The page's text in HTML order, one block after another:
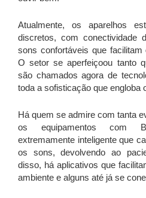
Atualmente, os aparelhos
discretos, com conectividade
sons confortáveis que
O setor se aperfeiçoou tanto
são chamados agora de
toda a sofisticação que engloba
Há quem se admire com tanta
os equipamentos com
extremamente inteligente que
os sons, devolvendo ao
disso, há aplicativos que
ambiente e alguns até já se